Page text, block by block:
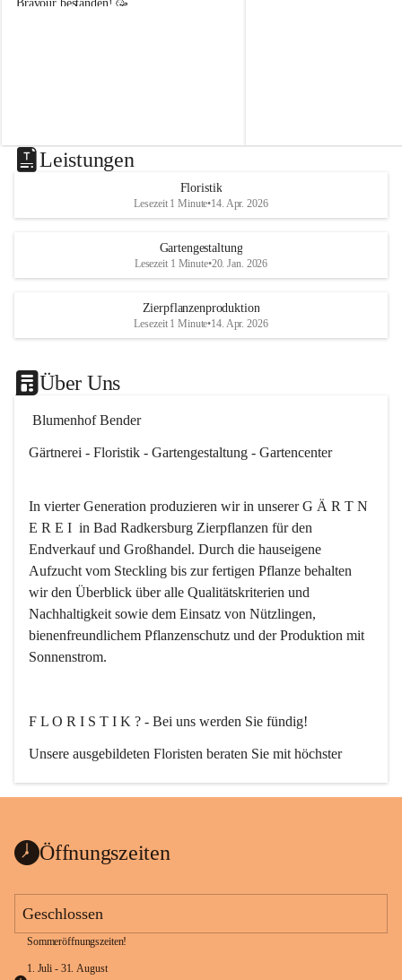
o
Bravour bestanden! 🥳
ein kleines Mitbringserl,
Leistungen
Floristik
Lesezeit 1 Minute•14. Apr. 2026
Gartengestaltung
Lesezeit 1 Minute•20. Jan. 2026
Zierpflanzenproduktion
Lesezeit 1 Minute•14. Apr. 2026
Über Uns
Blumenhof Bender
Gärtnerei - Floristik - Gartengestaltung - Gartencenter
In vierter Generation produzieren wir in unserer G Ä R T N
E R E I  in Bad Radkersburg Zierpflanzen für den
Endverkauf und Großhandel. Durch die hauseigene
Aufzucht vom Steckling bis zur fertigen Pflanze behalten
wir den Überblick über alle Qualitätskriterien und
Nachhaltigkeit sowie dem Einsatz von Nützlingen,
bienenfreundlichem Pflanzenschutz und der Produktion mit
Sonnenstrom.
F L O R I S T I K ? - Bei uns werden Sie fündig!
Unsere ausgebildeten Floristen beraten Sie mit höchster
oder auch Trauerfloristik. Nach Ihren wünschen planen,
Anlass.
G A R T E N G E S T A L T U N G ganz nach Ihrem Stil.
Öffnungszeiten
Geschlossen
Sommeröffnungszeiten!
1. Juli - 31. August